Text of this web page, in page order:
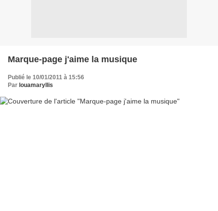
Marque-page j'aime la musique
Publié le 10/01/2011 à 15:56
Par louamaryllis